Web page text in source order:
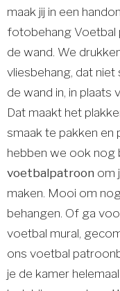
maak jij in een
fotobehang Voetbal
de wand. We
vliesbehang, dat
de wand in, in plaats
Dat maakt het
smaak te pakken en
hebben we ook nog
voetbalpatroon om
maken. Mooi om
behangen. Of ga
voetbal mural,
ons voetbal
je de kamer